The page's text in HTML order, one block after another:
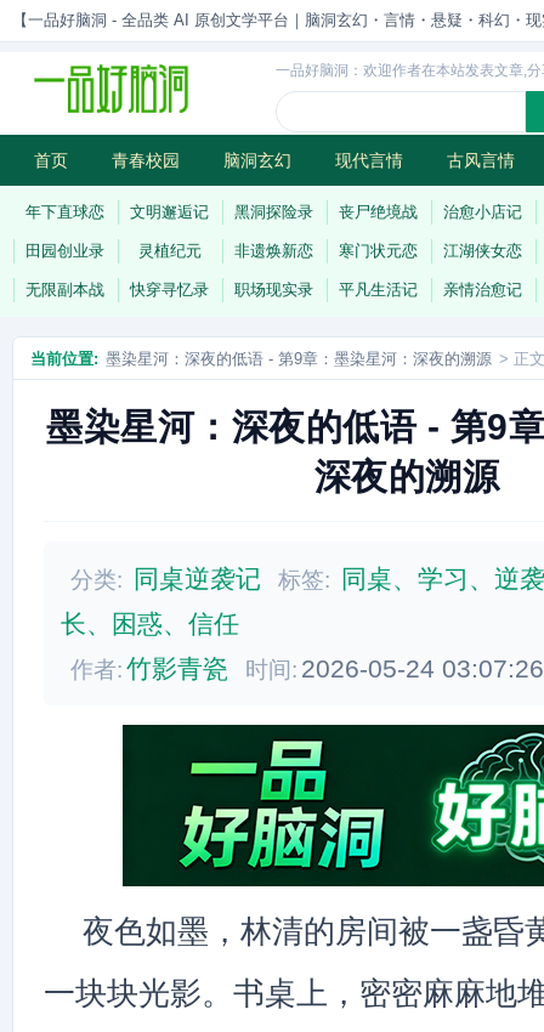
【一品好脑洞 - 全品类 AI 原创文学平台｜脑洞玄幻・言情・悬疑・科幻・
一品好脑洞：欢迎作者在本站发表文章,
首页 青春校园 脑洞玄幻 现代言情 古风言情
历史权谋 武侠江湖 灵异志怪 连载
年下直球恋 文明邂逅记 黑洞探险录 丧尸绝境战 治愈小店记
田园创业录 灵植纪元 非遗焕新恋 寒门状元恋 江湖侠女恋
无限副本战 快穿寻忆录 职场现实录 平凡生活记 亲情治愈记
当前位置: 墨染星河：深夜的低语 - 第9章：墨染星河：深夜的溯源 > 正文
墨染星河：深夜的低语 - 第9
深夜的溯源
分类: 同桌逆袭记 标签: 同桌、学习、逆
长、困惑、信任
作者:竹影青瓷 时间: 2026-05-24
夜色如墨，林清的房间被一盏昏
一块块光影。书桌上，密密麻麻地